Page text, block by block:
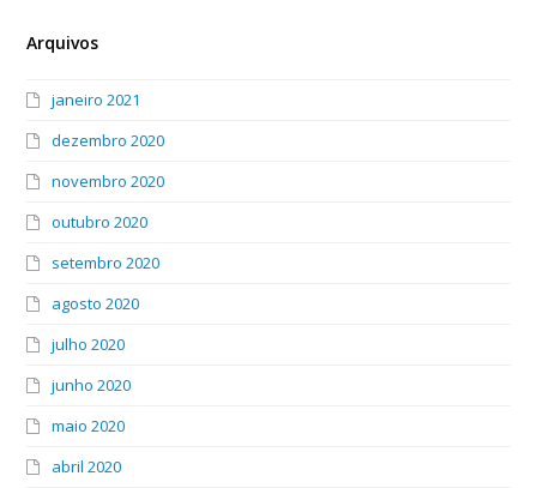
Arquivos
janeiro 2021
dezembro 2020
novembro 2020
outubro 2020
setembro 2020
agosto 2020
julho 2020
junho 2020
maio 2020
abril 2020